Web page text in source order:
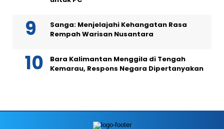
Sanga: Menjelajahi Kehangatan Rasa
Rempah Warisan Nusantara
Bara Kalimantan Menggila di Tengah
Kemarau, Respons Negara Dipertanyakan